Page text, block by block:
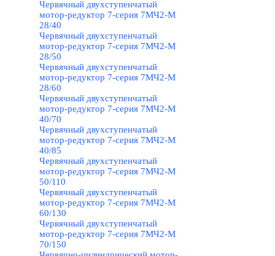
Червячный двухступенчатый
мотор-редуктор 7-серия 7МЧ2-М
28/40
Червячный двухступенчатый
мотор-редуктор 7-серия 7МЧ2-М
28/50
Червячный двухступенчатый
мотор-редуктор 7-серия 7МЧ2-М
28/60
Червячный двухступенчатый
мотор-редуктор 7-серия 7МЧ2-М
40/70
Червячный двухступенчатый
мотор-редуктор 7-серия 7МЧ2-М
40/85
Червячный двухступенчатый
мотор-редуктор 7-серия 7МЧ2-М
50/110
Червячный двухступенчатый
мотор-редуктор 7-серия 7МЧ2-М
60/130
Червячный двухступенчатый
мотор-редуктор 7-серия 7МЧ2-М
70/150